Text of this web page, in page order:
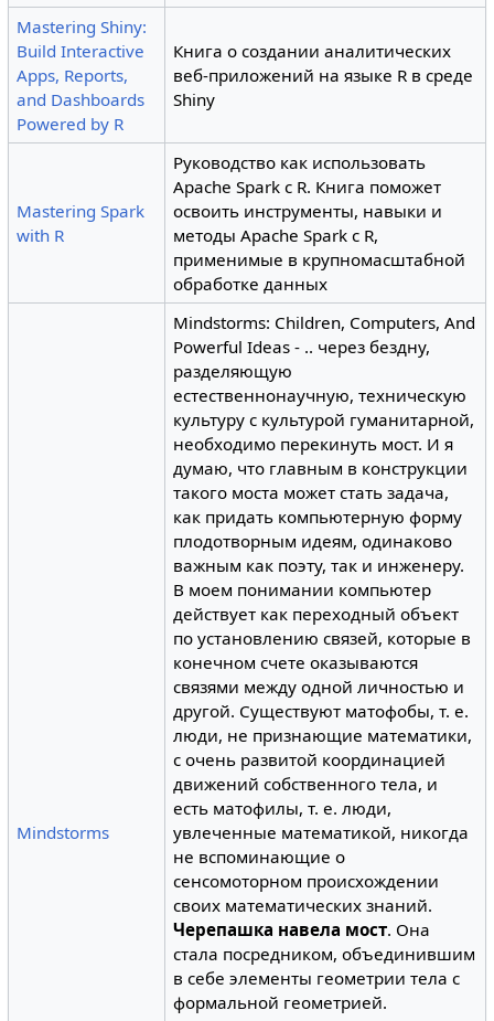
Mastering Shiny:
Build Interactive
Apps, Reports,
and Dashboards
Powered by R
Книга о создании аналитических
веб-приложений на языке R в среде
Shiny
Mastering Spark
with R
Руководство как использовать
Apache Spark с R. Книга поможет
освоить инструменты, навыки и
методы Apache Spark с R,
применимые в крупномасштабной
обработке данных
Mindstorms
Mindstorms: Children, Computers, And
Powerful Ideas - .. через бездну,
разделяющую
естественнонаучную, техническую
культуру с культурой гуманитарной,
необходимо перекинуть мост. И я
думаю, что главным в конструкции
такого моста может стать задача,
как придать компьютерную форму
плодотворным идеям, одинаково
важным как поэту, так и инженеру.
В моем понимании компьютер
действует как переходный объект
по установлению связей, которые в
конечном счете оказываются
связями между одной личностью и
другой. Существуют матофобы, т. е.
люди, не признающие математики,
с очень развитой координацией
движений собственного тела, и
есть матофилы, т. е. люди,
увлеченные математикой, никогда
не вспоминающие о
сенсомоторном происхождении
своих математических знаний.
Черепашка навела мост. Она
стала посредником, объединившим
в себе элементы геометрии тела с
формальной геометрией.